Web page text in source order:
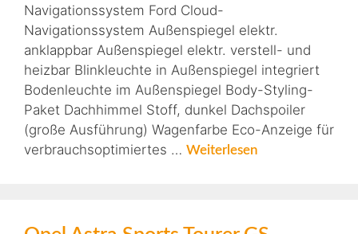
Navigationssystem Ford Cloud-
Navigationssystem Außenspiegel elektr.
anklappbar Außenspiegel elektr. verstell- und
heizbar Blinkleuchte in Außenspiegel integriert
Bodenleuchte im Außenspiegel Body-Styling-
Paket Dachhimmel Stoff, dunkel Dachspoiler
(große Ausführung) Wagenfarbe Eco-Anzeige für
verbrauchsoptimiertes … Weiterlesen